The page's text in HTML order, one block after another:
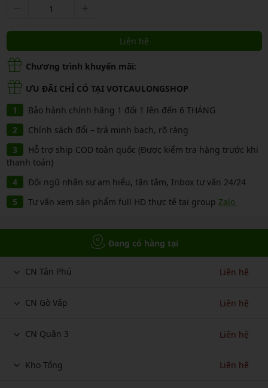
Liên hệ
Chương trình khuyến mãi:
ƯU ĐÃI CHỈ CÓ TẠI VOTCAULONGSHOP
Bảo hành chính hãng 1 đổi 1 lên đến 6 THÁNG
Chính sách đổi – trả minh bạch, rõ ràng
Hỗ trợ ship COD toàn quốc (Được kiểm tra hàng trước khi
thanh toán)
Đội ngũ nhân sự am hiểu, tận tâm, Inbox tư vấn 24/24
Tư vấn xem sản phẩm full HD thực tế tại group Zalo
Đang có hàng tại
CN Tân Phú Liên hệ
CN Gò Vấp Liên hệ
CN Quận 3 Liên hệ
Kho Tổng Liên hệ